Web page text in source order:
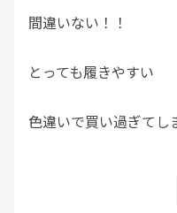
間違いない！！
とっても履きやすい
色違いで買い過ぎてし